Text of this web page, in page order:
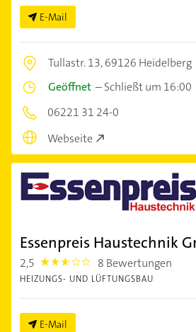
E-Mail
Tullastr. 13,69126 Heidelberg
Geöffnet –Schließt um 16:00
06221 31 24-0
Webseite
Essenpreis Haustechnik
2,5 2.5 8 Bewertungen
HEIZUNGS- UND LÜFTUNGSBAU
E-Mail